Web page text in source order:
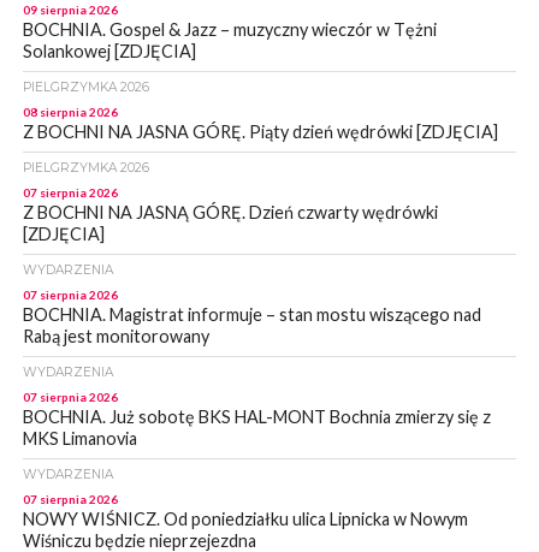
09 sierpnia 2026
BOCHNIA. Gospel & Jazz – muzyczny wieczór w Tężni
Solankowej [ZDJĘCIA]
PIELGRZYMKA 2026
08 sierpnia 2026
Z BOCHNI NA JASNA GÓRĘ. Piąty dzień wędrówki [ZDJĘCIA]
PIELGRZYMKA 2026
07 sierpnia 2026
Z BOCHNI NA JASNĄ GÓRĘ. Dzień czwarty wędrówki
[ZDJĘCIA]
WYDARZENIA
07 sierpnia 2026
BOCHNIA. Magistrat informuje – stan mostu wiszącego nad
Rabą jest monitorowany
WYDARZENIA
07 sierpnia 2026
BOCHNIA. Już sobotę BKS HAL-MONT Bochnia zmierzy się z
MKS Limanovia
WYDARZENIA
07 sierpnia 2026
NOWY WIŚNICZ. Od poniedziałku ulica Lipnicka w Nowym
Wiśniczu będzie nieprzejezdna